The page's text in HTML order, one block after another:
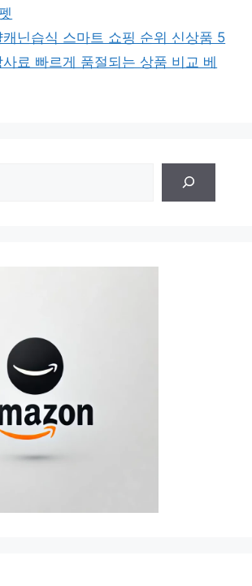
캐닌습식 스마트 쇼핑 순위 신상품 5
료 빠르게 품절되는 상품 비교 베